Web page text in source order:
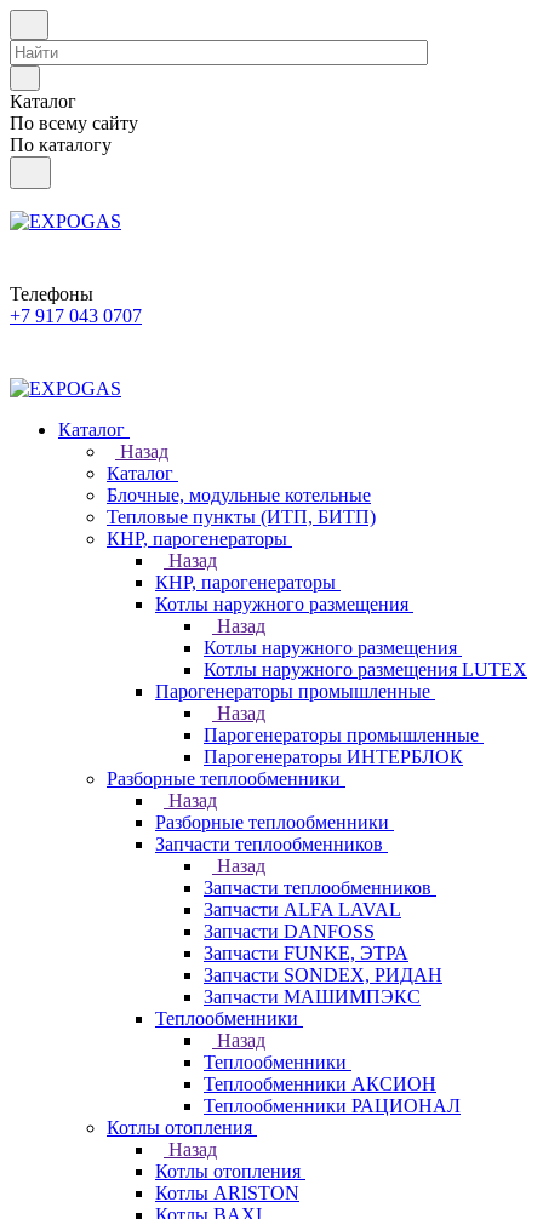
Каталог
По всему сайту
По каталогу
Телефоны
+7 917 043 0707
Каталог
Назад
Каталог
Блочные, модульные котельные
Тепловые пункты (ИТП, БИТП)
КНР, парогенераторы
Назад
КНР, парогенераторы
Котлы наружного размещения
Назад
Котлы наружного размещения
Котлы наружного размещения LUTEX
Парогенераторы промышленные
Назад
Парогенераторы промышленные
Парогенераторы ИНТЕРБЛОК
Разборные теплообменники
Назад
Разборные теплообменники
Запчасти теплообменников
Назад
Запчасти теплообменников
Запчасти ALFA LAVAL
Запчасти DANFOSS
Запчасти FUNKE, ЭТРА
Запчасти SONDEX, РИДАН
Запчасти МАШИМПЭКС
Теплообменники
Назад
Теплообменники
Теплообменники АКСИОН
Теплообменники РАЦИОНАЛ
Котлы отопления
Назад
Котлы отопления
Котлы ARISTON
Котлы BAXI